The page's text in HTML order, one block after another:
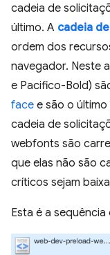
cadeia de
último. A cadeia
ordem dos
navegador. Neste
e Pacifico-Bold)
face e são o
cadeia de
webfonts são
que elas não são
críticos sejam
Esta é a